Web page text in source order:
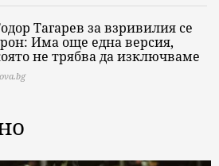
Тагарев за взривилия се
Има още една версия,
не трябва да изключваме